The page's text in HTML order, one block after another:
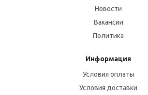
Новости
Вакансии
Политика
Информация
Условия оплаты
Условия доставки